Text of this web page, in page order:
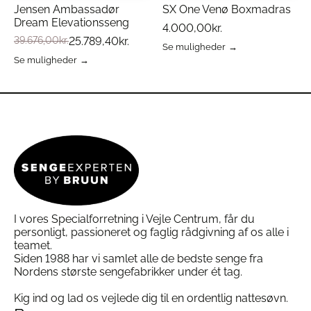
Kerne: 100% formstøbt naturlatex med
massagezoner
Liggeflade: Let profileret med
Inderbetræk: Mesh for ventilation og struktur
Størrelse: 60 x 40 cm
Denne pude er ideel til dig, der ønsker en
kombination af ergonomisk støtte og diskret
massageeffekt – uden behov for elektronik.
Ofte Stillede Spørgsmål om SX Sleep
Guard Massage Hovedpude
Hvordan føles massageeffekten?
fremmer blodcirkulation, uden at føles hårde eller
Jensen Ambassadør
Dream Elevationsseng
39.676,00kr.25.789,40kr.
Se muligheder
har
Mulighederne
kan
vælges
på
varesiden
SX One Venø Boxmadras
4.000,00kr.
Se muligheder
flere
I vores Specialforretning i Vejle Centrum, får du
personligt, passioneret og faglig rådgivning af os alle i
teamet.
Siden 1988 har vi samlet alle de bedste senge fra
Nordens største sengefabrikker under ét tag.
Kig ind og lad os vejlede dig til en ordentlig nattesøvn.